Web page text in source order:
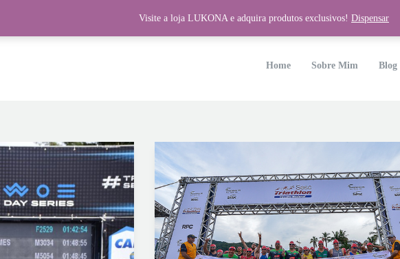
/home/lucaglaser/www/wp-content/plugins/unyson/framework/helpers/general.phpon line1275
Home Sobre Mim Blog
Visite a loja LUKONA e adquira produtos exclusivos! Dispensar